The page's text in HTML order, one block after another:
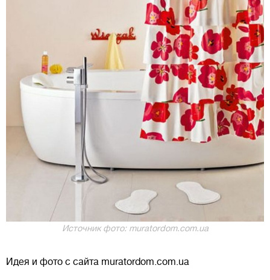
Источник фото: muratordom.com.ua
Идея и фото с сайта muratordom.com.ua